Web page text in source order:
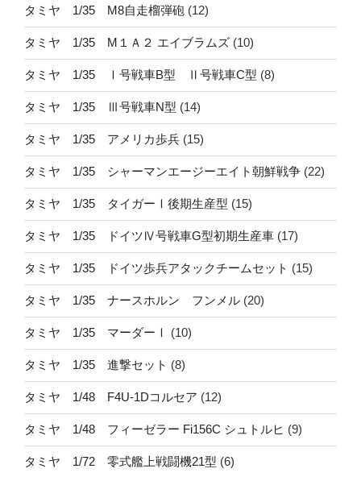
タミヤ 1/35 M8自走榴弾砲 (12)
タミヤ 1/35 M１Ａ２ エイブラムズ (10)
タミヤ 1/35 Ⅰ号戦車B型 Ⅱ号戦車C型 (8)
タミヤ 1/35 Ⅲ号戦車N型 (14)
タミヤ 1/35 アメリカ歩兵 (15)
タミヤ 1/35 シャーマンエージーエイト朝鮮戦争 (22)
タミヤ 1/35 タイガーⅠ後期生産型 (15)
タミヤ 1/35 ドイツⅣ号戦車G型初期生産車 (17)
タミヤ 1/35 ドイツ歩兵アタックチームセット (15)
タミヤ 1/35 ナースホルン フンメル (20)
タミヤ 1/35 マーダーⅠ (10)
タミヤ 1/35 進撃セット (8)
タミヤ 1/48 F4U-1Dコルセア (12)
タミヤ 1/48 フィーゼラー Fi156C シュトルヒ (9)
タミヤ 1/72 零式艦上戦闘機21型 (6)